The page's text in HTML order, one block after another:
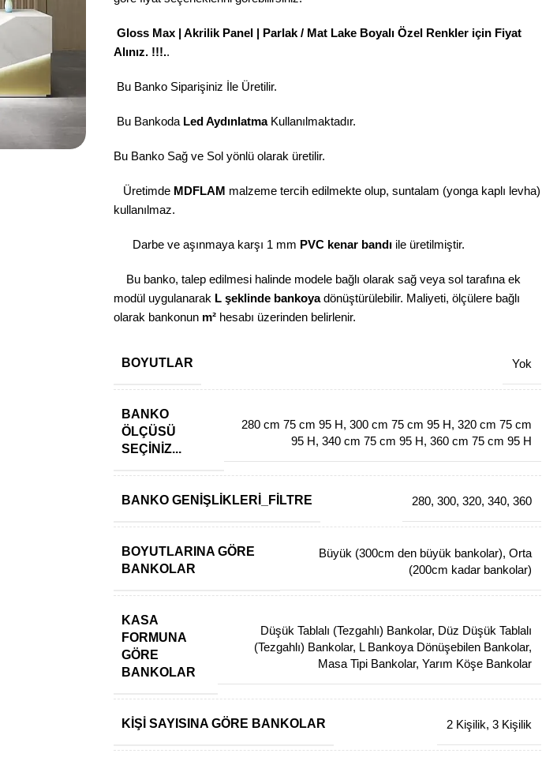
Gloss Max | Akrilik Panel | Parlak / Mat Lake Boyalı Özel Renkler için Fiyat
Alınız. !!!..
Bu Banko Siparişiniz İle Üretilir.
Bu Bankoda Led AydınlatmaKullanılmaktadır.
Bu Banko Sağ ve Sol yönlü olarak üretilir.
Üretimde MDFLAM malzeme tercih edilmekte olup, suntalam (yonga kaplı levha)
kullanılmaz.
Darbe ve aşınmaya karşı 1 mm PVC kenar bandı ile üretilmiştir.
Bu banko, talep edilmesi halinde modele bağlı olarak sağ veya sol tarafına ek
modül uygulanarak L şeklinde bankoyadönüştürülebilir. Maliyeti, ölçülere bağlı
olarak bankonun m² hesabı üzerinden belirlenir.
BOYUTLAR Yok
BANKO
ÖLÇÜSÜ
SEÇINIZ...
280 cm 75 cm 95 H,300 cm 75 cm 95 H,320 cm 75 cm
95 H,340 cm 75 cm 95 H,360 cm 75 cm 95 H
BANKO GENIŞLIKLERI_FILTRE 280,300,320,340,360
BOYUTLARINA GÖRE
BANKOLAR
Büyük (300cm den büyük bankolar),Orta
(200cm kadar bankolar)
KASA
FORMUNA
GÖRE
BANKOLAR
Düşük Tablalı (Tezgahlı) Bankolar, Düz Düşük Tablalı
(Tezgahlı) Bankolar, L Bankoya Dönüşebilen Bankolar,
Masa Tipi Bankolar,Yarım Köşe Bankolar
KIŞI SAYISINA GÖRE BANKOLAR 2 Kişilik,3 Kişilik